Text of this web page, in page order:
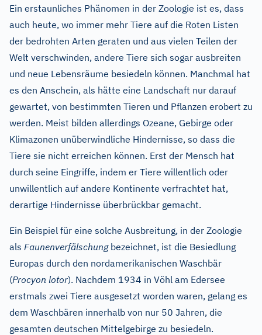
Ein erstaunliches Phänomen in der Zoologie ist es, dass
auch heute, wo immer mehr Tiere auf die Roten Listen
der bedrohten Arten geraten und aus vielen Teilen der
Welt verschwinden, andere Tiere sich sogar ausbreiten
und neue Lebensräume besiedeln können. Manchmal hat
es den Anschein, als hätte eine Landschaft nur darauf
gewartet, von bestimmten Tieren und Pflanzen erobert zu
werden. Meist bilden allerdings Ozeane, Gebirge oder
Klimazonen unüberwindliche Hindernisse, so dass die
Tiere sie nicht erreichen können. Erst der Mensch hat
durch seine Eingriffe, indem er Tiere willentlich oder
unwillentlich auf andere Kontinente verfrachtet hat,
derartige Hindernisse überbrückbar gemacht.
Ein Beispiel für eine solche Ausbreitung, in der Zoologie
als Faunenverfälschungbezeichnet, ist die Besiedlung
Europas durch den nordamerikanischen Waschbär
(Procyon lotor). Nachdem 1934 in Vöhl am Edersee
erstmals zwei Tiere ausgesetzt worden waren, gelang es
dem Waschbären innerhalb von nur 50 Jahren, die
gesamten deutschen Mittelgebirge zu besiedeln.